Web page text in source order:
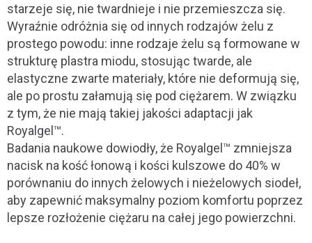
starzeje się, nie twardnieje i nie przemieszcza się.
Wyraźnie odróżnia się od innych rodzajów żelu z
prostego powodu: inne rodzaje żelu są formowane w
strukturę plastra miodu, stosując twarde, ale
elastyczne zwarte materiały, które nie deformują się,
ale po prostu załamują się pod ciężarem. W związku
z tym, że nie mają takiej jakości adaptacji jak
Royalgel™.
Badania naukowe dowiodły, że Royalgel™ zmniejsza
nacisk na kość łonową i kości kulszowe do 40% w
porównaniu do innych żelowych i nieżelowych siodeł,
aby zapewnić maksymalny poziom komfortu poprzez
lepsze rozłożenie ciężaru na całej jego powierzchni.